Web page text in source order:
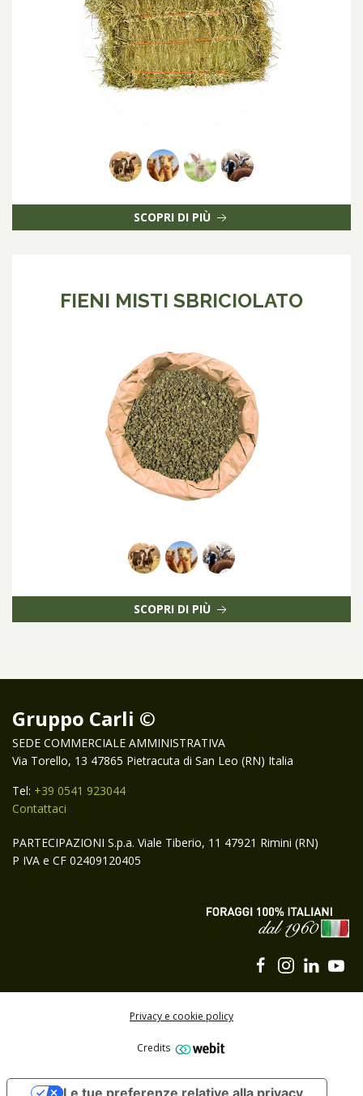
SCOPRI DI PIÙ
FIENI MISTI SBRICIOLATO
SCOPRI DI PIÙ
Gruppo Carli ©
SEDE COMMERCIALE AMMINISTRATIVA
Via Torello, 13 47865 Pietracuta di San Leo (RN) Italia
Tel: +39 0541 923044
Contattaci
PARTECIPAZIONI S.p.a. Viale Tiberio, 11 47921 Rimini (RN)
P IVA e CF 02409120405
Privacy e cookie policy
Credits
Iscriviti alla newsletter di Gruppo Carli
Le tue preferenze relative alla privacy